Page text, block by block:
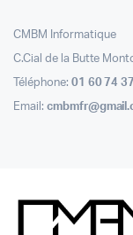
CMBM Informatique
C.Cial de la Butte
Téléphone: 01 60 74
Email: